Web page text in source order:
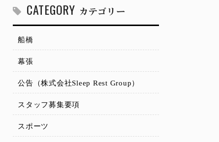
CATEGORY カテゴリー
船橋
幕張
公告（株式会社Sleep Rest Group）
スタッフ募集要項
スポーツ